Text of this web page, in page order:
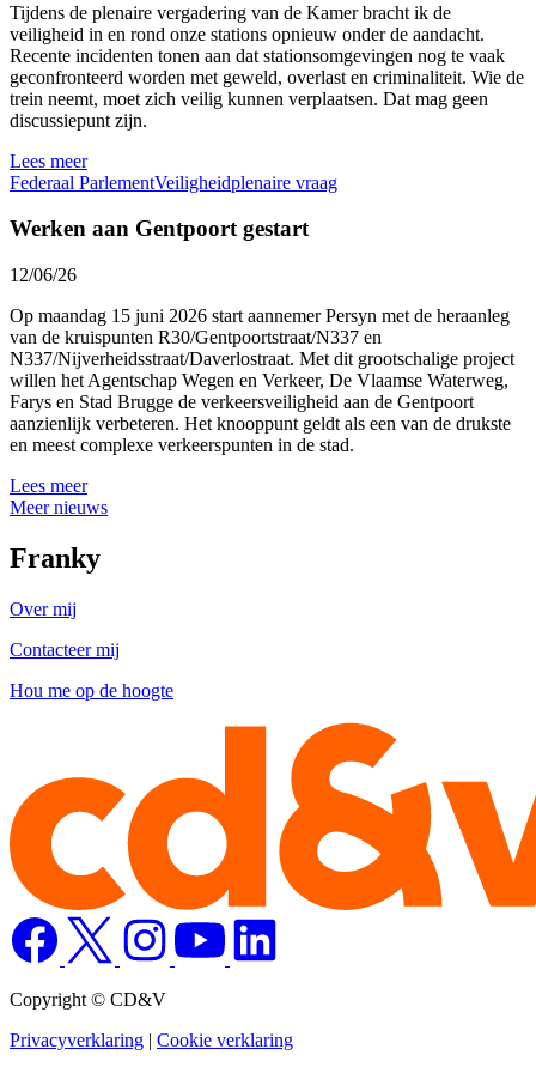
Tijdens de plenaire vergadering van de Kamer bracht ik de
veiligheid in en rond onze stations opnieuw onder de aandacht.
Recente incidenten tonen aan dat stationsomgevingen nog te vaak
geconfronteerd worden met geweld, overlast en criminaliteit. Wie de
trein neemt, moet zich veilig kunnen verplaatsen. Dat mag geen
discussiepunt zijn.
Lees meer
Federaal ParlementVeiligheidplenaire vraag
Werken aan Gentpoort gestart
12/06/26
Op maandag 15 juni 2026 start aannemer Persyn met de heraanleg
van de kruispunten R30/Gentpoortstraat/N337 en
N337/Nijverheidsstraat/Daverlostraat. Met dit grootschalige project
willen het Agentschap Wegen en Verkeer, De Vlaamse Waterweg,
Farys en Stad Brugge de verkeersveiligheid aan de Gentpoort
aanzienlijk verbeteren. Het knooppunt geldt als een van de drukste
en meest complexe verkeerspunten in de stad.
Lees meer
Meer nieuws
Franky
Over mij
Contacteer mij
Hou me op de hoogte
Copyright © CD&V
Privacyverklaring | Cookie verklaring